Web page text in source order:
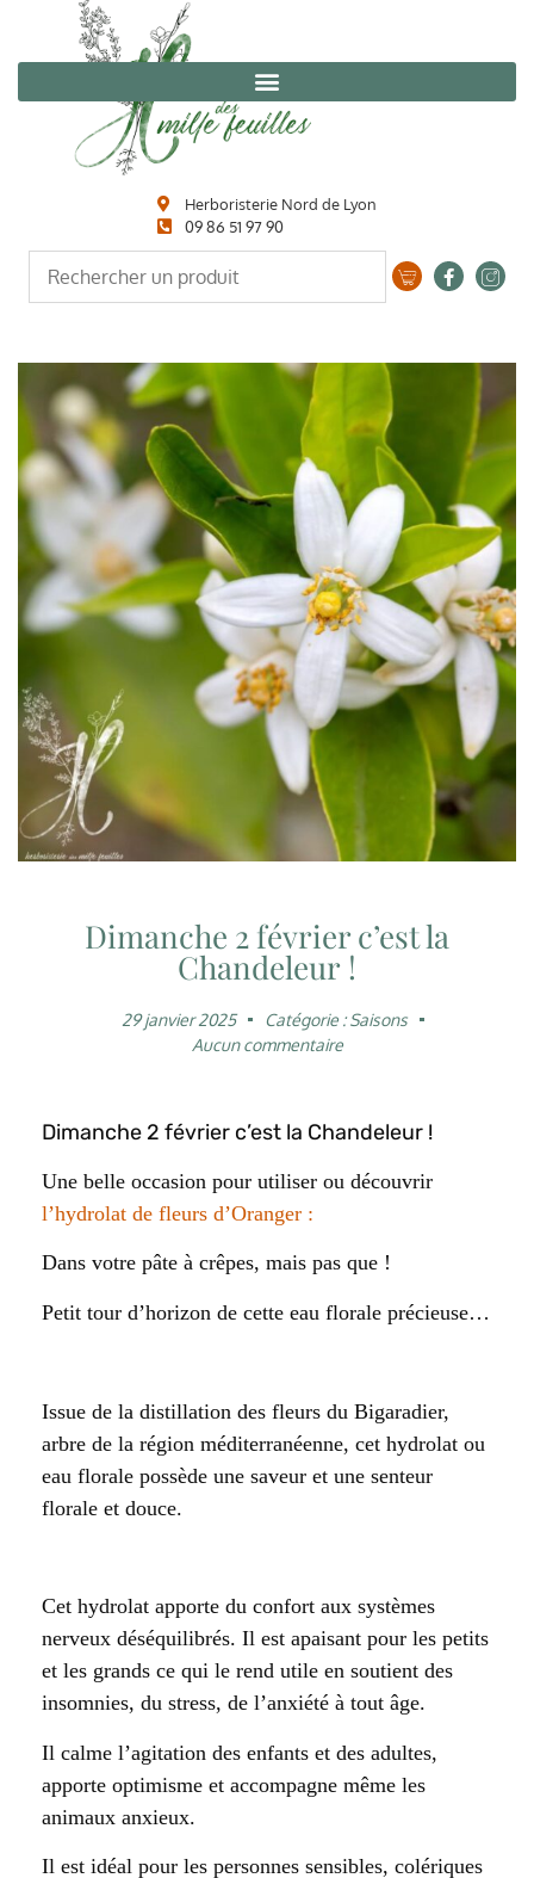
Herboristerie Nord de Lyon
09 86 51 97 90
Dimanche 2 février c’est la
Chandeleur !
29 janvier 2025 Catégorie :Saisons
Aucun commentaire
Dimanche 2 février c’est la Chandeleur !
Une belle occasion pour utiliser ou découvrir
l’hydrolat de fleurs d’Oranger :
Dans votre pâte à crêpes, mais pas que !
Petit tour d’horizon de cette eau florale précieuse…
Issue de la distillation des fleurs du Bigaradier,
arbre de la région méditerranéenne, cet hydrolat ou
eau florale possède une saveur et une senteur
florale et douce.
Cet hydrolat apporte du confort aux systèmes
nerveux déséquilibrés. Il est apaisant pour les petits
et les grands ce qui le rend utile en soutient des
insomnies, du stress, de l’anxiété à tout âge.
Il calme l’agitation des enfants et des adultes,
apporte optimisme et accompagne même les
animaux anxieux.
Il est idéal pour les personnes sensibles, colériques